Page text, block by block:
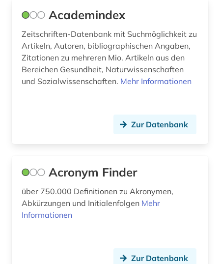
bildliche darstellung (1)
bildnis (4)
bildwissenschaft (2)
biografie (38)
biografie anfänge-1970 (1)
Academindex
Zeitschriften-Datenbank mit Suchmöglichkeit zu
Artikeln, Autoren, bibliographischen Angaben,
Zitationen zu mehreren Mio. Artikeln aus den
Bereichen Gesundheit, Naturwissenschaften
und Sozialwissenschaften. Mehr Informationen
Zur Datenbank
Acronym Finder
über 750.000 Definitionen zu Akronymen,
Abkürzungen und Initialenfolgen Mehr
Informationen
Zur Datenbank